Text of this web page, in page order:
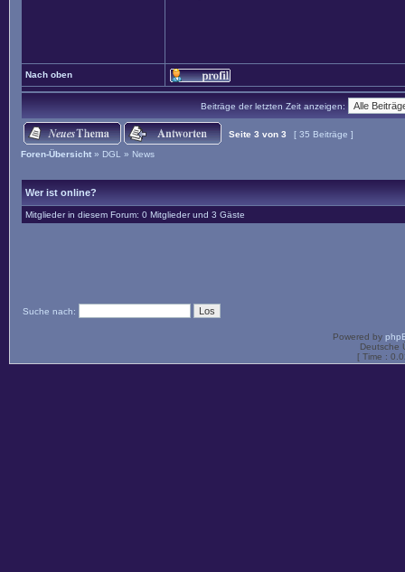
Nach oben
Beiträge der letzten Zeit anzeigen:
Seite 3 von 3
[ 35 Beiträge ]
Foren-Übersicht » DGL » News
Wer ist online?
Mitglieder in diesem Forum: 0 Mitglieder und 3 Gäste
Suche nach:
Powered by
Deutsche
[ Time :